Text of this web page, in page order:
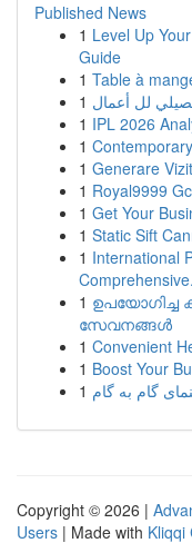
Published News
1 Level Up
Guide
1 Table à
1
1 IPL 2026
1
1 Generare
1 Royal9999
1 Get Your
1 Static Sift
1 International
1 ഉപയോഗിച്ച
സേവനങ്ങൾ
1 Convenient
1 Boost Your
1 گام به گام
Copyright © 2026 |
Users | Made with Kliqqi